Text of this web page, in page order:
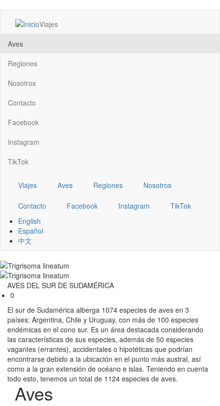
principal
Main
navigation
Viajes
Aves
Regiones
Nosotros
Contacto
Facebook
Instagram
TikTok
Viajes Aves Regiones Nosotros
Contacto Facebook Instagram
TikTok
English
Español
中文
AVES DEL SUR DE SUDAMÉRICA
0
El sur de Sudamérica alberga 1074 especies de aves en 3
países: Argentina, Chile y Uruguay, con más de 100 especies
endémicas en el cono sur. Es un área destacada considerando
las características de sus especies, además de 50 especies
vagantes (errantes), accidentales o hipotéticas que podrían
encontrarse debido a la ubicación en el punto más austral, así
como a la gran extensión de océano e islas. Teniendo en cuenta
todo esto, tenemos un total de 1124 especies de aves.
Aves